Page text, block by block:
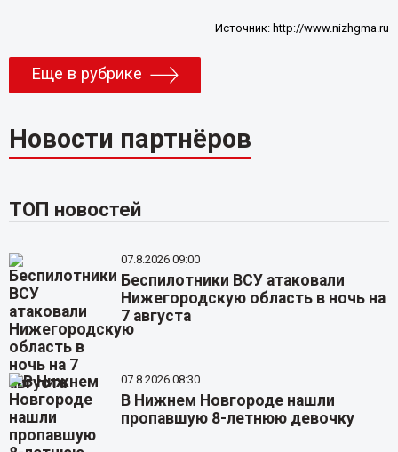
Источник: http://www.nizhgma.ru
Еще в рубрике
Новости партнёров
ТОП новостей
07.8.2026 09:00
Беспилотники ВСУ атаковали
Нижегородскую область в ночь на
7 августа
07.8.2026 08:30
В Нижнем Новгороде нашли
пропавшую 8-летнюю девочку